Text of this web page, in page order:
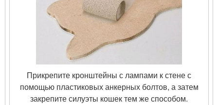
Прикрепите кронштейны с лампами к стене с
помощью пластиковых анкерных болтов, а затем
закрепите силуэты кошек тем же способом.